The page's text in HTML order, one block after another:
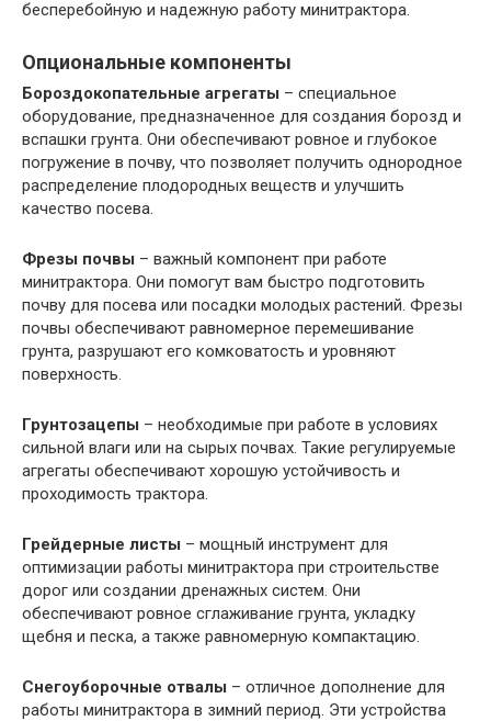
бесперебойную и надежную работу минитрактора.
Опциональные компоненты
Бороздокопательные агрегаты – специальное
оборудование, предназначенное для создания борозд и
вспашки грунта. Они обеспечивают ровное и глубокое
погружение в почву, что позволяет получить однородное
распределение плодородных веществ и улучшить
качество посева.
Фрезы почвы – важный компонент при работе
минитрактора. Они помогут вам быстро подготовить
почву для посева или посадки молодых растений. Фрезы
почвы обеспечивают равномерное перемешивание
грунта, разрушают его комковатость и уровняют
поверхность.
Грунтозацепы – необходимые при работе в условиях
сильной влаги или на сырых почвах. Такие регулируемые
агрегаты обеспечивают хорошую устойчивость и
проходимость трактора.
Грейдерные листы – мощный инструмент для
оптимизации работы минитрактора при строительстве
дорог или создании дренажных систем. Они
обеспечивают ровное сглаживание грунта, укладку
щебня и песка, а также равномерную компактацию.
Снегоуборочные отвалы – отличное дополнение для
работы минитрактора в зимний период. Эти устройства